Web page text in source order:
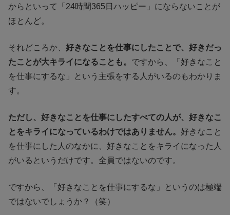
からといって「24時間365日ハッピー」にならないことが
ほとんど。
それどころか、 好きなことを仕事にしたことで、好きだっ
たことが大キライになることも。 ですから、「好きなこと
を仕事にするな」という主張をする人がいるのもわかりま
す。
ただし、好きなことを仕事にしたすべての人が、好きなこ
とをキライになっているわけではありません。 好きなこと
を仕事にした人のなかに、好きなことをキライになった人
がいるというだけです。全員ではないのです。
ですから、「好きなことを仕事にするな」というのは極端
ではないでしょうか？（笑）